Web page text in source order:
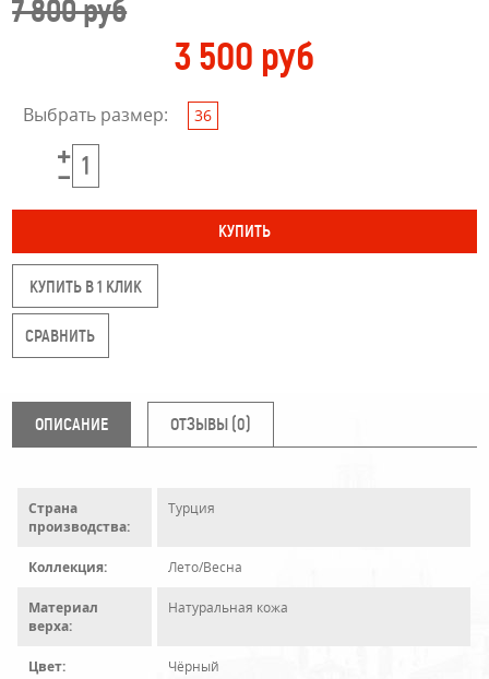
7 800 руб
3 500 руб
Выбрать размер: 36
КУПИТЬ В 1 КЛИК
ОПИСАНИЕ ОТЗЫВЫ (0)
Страна
производства:
Турция
Коллекция: Лето/Весна
Материал
верха:
Натуральная кожа
Цвет: Чёрный